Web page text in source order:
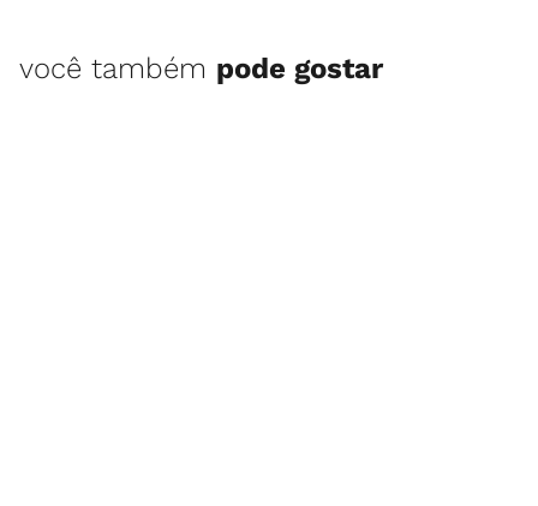
você também pode gostar